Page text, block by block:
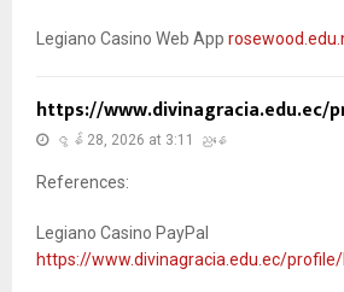
Legiano Casino Web App
https://www.divinagracia.edu.ec/
ဇွန် 28, 2026 at 3:11 ညနေ
References:
Legiano Casino PayPal
https://www.divinagracia.edu.ec/